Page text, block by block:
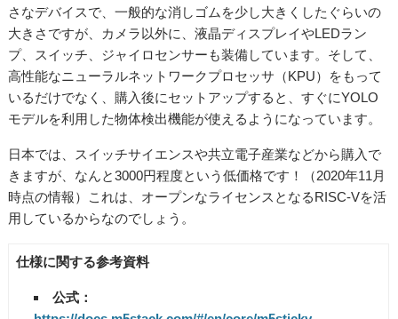
さなデバイスで、一般的な消しゴムを少し大きくしたぐらいの
大きさですが、カメラ以外に、液晶ディスプレイやLEDラン
プ、スイッチ、ジャイロセンサーも装備しています。そして、
高性能なニューラルネットワークプロセッサ（KPU）をもって
いるだけでなく、購入後にセットアップすると、すぐにYOLO
モデルを利用した物体検出機能が使えるようになっています。
日本では、スイッチサイエンスや共立電子産業などから購入で
きますが、なんと3000円程度という低価格です！（2020年11月
時点の情報）これは、オープンなライセンスとなるRISC-Vを活
用しているからなのでしょう。
仕様に関する参考資料
公式：